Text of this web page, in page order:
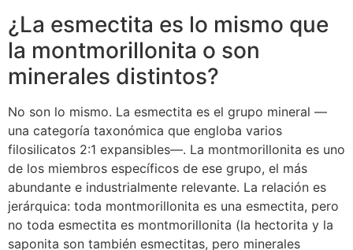
¿La esmectita es lo mismo que
la montmorillonita o son
minerales distintos?
No son lo mismo. La esmectita es el grupo mineral —
una categoría taxonómica que engloba varios
filosilicatos 2:1 expansibles—. La montmorillonita es uno
de los miembros específicos de ese grupo, el más
abundante e industrialmente relevante. La relación es
jerárquica: toda montmorillonita es una esmectita, pero
no toda esmectita es montmorillonita (la hectorita y la
saponita son también esmectitas, pero minerales